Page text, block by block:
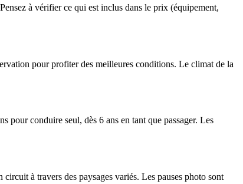
à vérifier ce qui est inclus dans le prix (équipement,
pour profiter des meilleures conditions. Le climat de la
pour conduire seul, dès 6 ans en tant que passager. Les
à travers des paysages variés. Les pauses photo sont